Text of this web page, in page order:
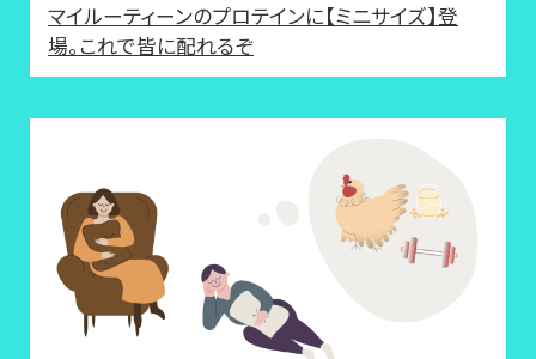
マイルーティーンのプロテインに【ミニサイズ】登
場。これで皆に配れるぞ